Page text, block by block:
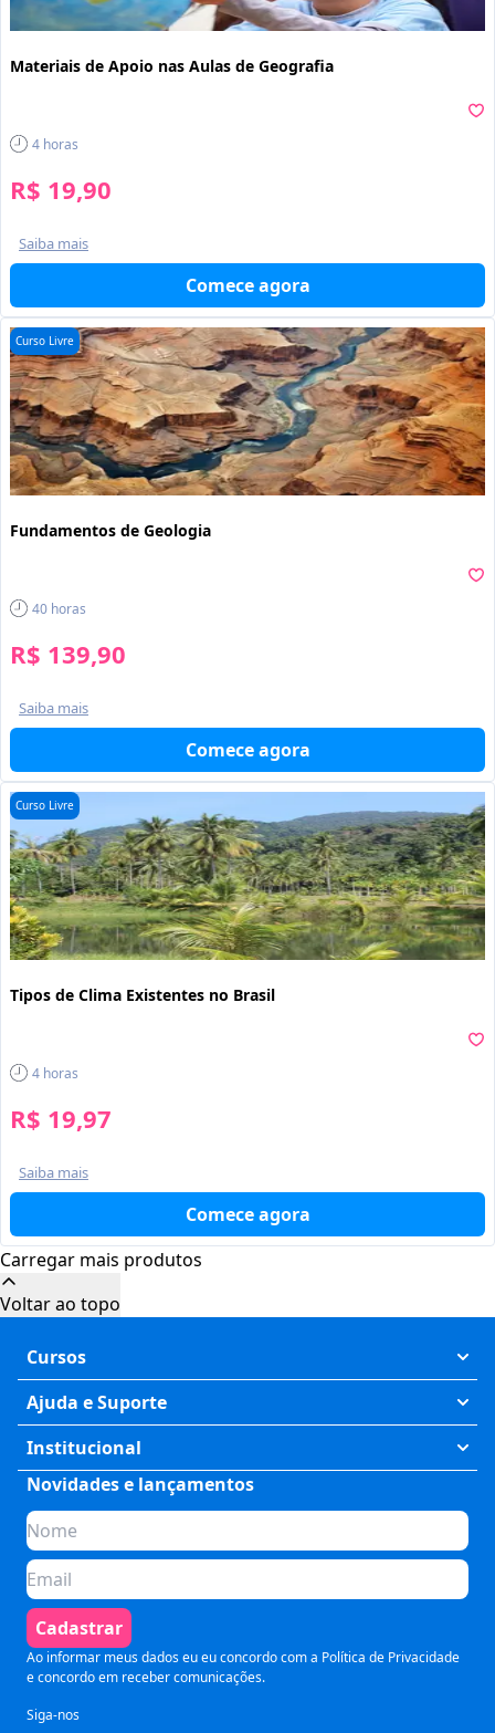
Materiais de Apoio nas Aulas de Geografia
4 horas
R$ 19,90
Saiba mais
Comece agora
Curso Livre
Fundamentos de Geologia
40 horas
R$ 139,90
Saiba mais
Comece agora
Curso Livre
Tipos de Clima Existentes no Brasil
4 horas
R$ 19,97
Saiba mais
Comece agora
Carregar mais produtos
Cursos
Exatas
Humanas
Saúde
Tecnologia
Preparatórios
Comunicação
Pós Graduação
Ajuda e Suporte
Meus Cursos
Fale Conosco
Perguntas Frequentes
Formas de Pagamento
Política de Cancelamento
Termos de Uso
Segurança e Privacidade
Institucional
Quem somos
Planos de assinatura
Para Empresas
Seja um parceiro
Blog
Novidades e lançamentos
Cadastrar
Ao informar meus dados eu eu concordo com a Política de Privacidade
e concordo em receber comunicações.
Siga-nos